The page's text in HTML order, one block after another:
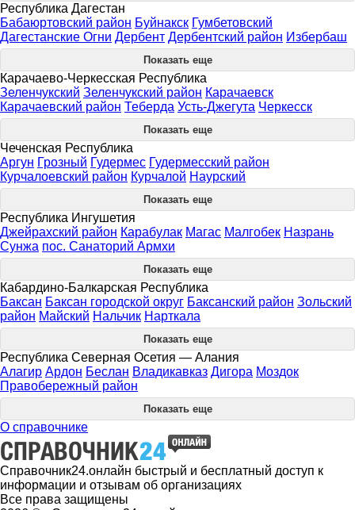
Республика Дагестан
Бабаюртовский район Буйнакск Гумбетовский
Дагестанские Огни Дербент Дербентский район Избербаш
Показать еще
Карачаево-Черкесская Республика
Зеленчукский Зеленчукский район Карачаевск
Карачаевский район Теберда Усть-Джегута Черкесск
Показать еще
Чеченская Республика
Аргун Грозный Гудермес Гудермесский район
Курчалоевский район Курчалой Наурский
Показать еще
Республика Ингушетия
Джейрахский район Карабулак Магас Малгобек Назрань
Сунжа пос. Санаторий Армхи
Показать еще
Кабардино-Балкарская Республика
Баксан Баксан городской округ Баксанский район Зольский
район Майский Нальчик Нарткала
Показать еще
Республика Северная Осетия — Алания
Алагир Ардон Беслан Владикавказ Дигора Моздок
Правобережный район
Показать еще
О справочнике
Справочник24.онлайн быстрый и бесплатный доступ к
информации и отзывам об организациях
Все права защищены